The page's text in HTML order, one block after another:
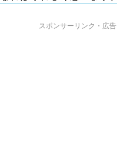
スポンサーリンク・広告